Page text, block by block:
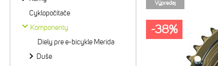
Výpredaj
-38%
Cyklopočítače
Komponenty
Diely pre e-bicykle Merida
Duše